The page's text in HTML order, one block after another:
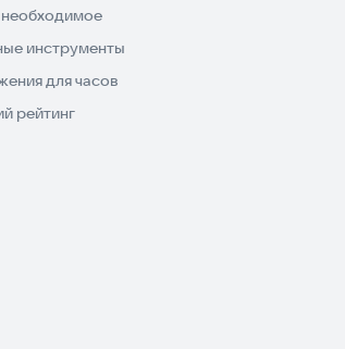
инструменты
для часов
рейтинг